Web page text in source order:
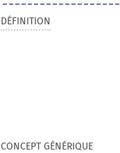
DÉFINITION
CONCEPT GÉNÉRIQUE